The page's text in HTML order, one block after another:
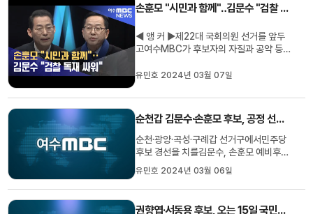
A4용지 두 장 분량의 호소문...
손훈모 "시민과 함께"‥김문수 "검찰 독재 싸워"
◀ 앵 커 ▶제22대 국회의원 선거를 앞두
고여수MBC가 후보자의 자질과 공약 등을
보자 토론회를 이어가고 있습니다.오늘(7)
거구에 출마한손훈모, 김문수 예비후보가
토론에서 맞대결을 펼쳤습니다.유민호 기
자입니다. ◀ 리포트 ▶경선을 앞두...
유민호 2024년 03월 07일
순천갑 김문수·손훈모 후보, 공정 선거 다짐
순천·광양·곡성·구례갑 선거구에서민주당
후보 경선을 치를김문수, 손훈모 예비후보
가 공정하고 깨끗한 경쟁을 다짐했습니다.
두 후보는 오늘(6) 민주당 순천·광양·곡성·
구례갑 지역위원회와공명선거 실천 협약식
유민호 2024년 03월 06일
권향엽·서동용 후보, 오는 15일 국민경선 실시